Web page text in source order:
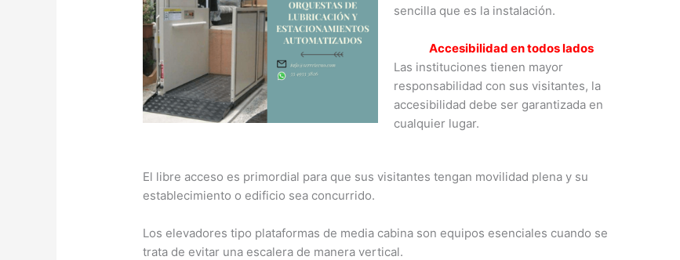
sencilla que es la instalación.
Accesibilidad en todos lados
Las instituciones tienen mayor
responsabilidad con sus visitantes, la
accesibilidad debe ser garantizada en
cualquier lugar.
El libre acceso es primordial para que sus visitantes tengan movilidad plena y su
establecimiento o edificio sea concurrido.
Los elevadores tipo plataformas de media cabina son equipos esenciales cuando se
trata de evitar una escalera de manera vertical.